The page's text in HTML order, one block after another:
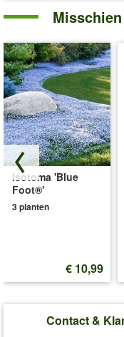
Isotoma 'Blue
Foot®'
3 planten
€ 10,99
Contact &